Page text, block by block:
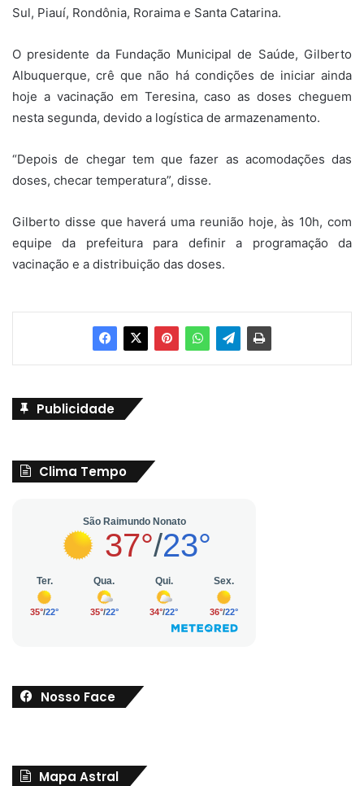
Sul, Piauí, Rondônia, Roraima e Santa Catarina.
O presidente da Fundação Municipal de Saúde, Gilberto
Albuquerque, crê que não há condições de iniciar ainda
hoje a vacinação em Teresina, caso as doses cheguem
nesta segunda, devido a logística de armazenamento.
“Depois de chegar tem que fazer as acomodações das
doses, checar temperatura”, disse.
Gilberto disse que haverá uma reunião hoje, às 10h, com
equipe da prefeitura para definir a programação da
vacinação e a distribuição das doses.
Publicidade
Clima Tempo
Nosso Face
Mapa Astral